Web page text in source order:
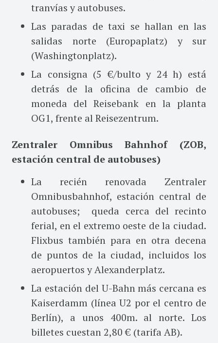
tranvías y autobuses.
Las paradas de taxi se hallan en las
salidas norte (Europaplatz) y sur
(Washingtonplatz).
La consigna (5 €/bulto y 24 h) está
detrás de la oficina de cambio de
moneda del Reisebank en la planta
OG1, frente al Reisezentrum.
Zentraler Omnibus Bahnhof (ZOB,
estación central de autobuses)
La recién renovada Zentraler
Omnibusbahnhof, estación central de
autobuses; queda cerca del recinto
ferial, en el extremo oeste de la ciudad.
Flixbus también para en otra decena
de puntos de la ciudad, incluidos los
aeropuertos y Alexanderplatz.
La estación del U-Bahn más cercana es
Kaiserdamm (línea U2 por el centro de
Berlín), a unos 400m. al norte. Los
billetes cuestan 2,80 € (tarifa AB).